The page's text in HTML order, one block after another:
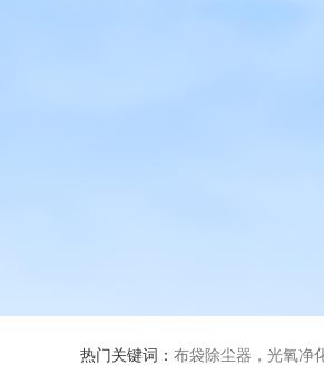
热门关键词： 布袋除尘器，光氧净化器，